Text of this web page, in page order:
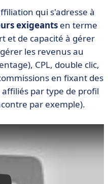
qui s'adresse à
exigeants en terme
et de capacité à gérer
les revenus au
CPL, double clic,
en fixant des
par type de profil
par exemple).